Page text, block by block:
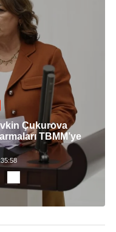
Çukurova
TBMM’ye